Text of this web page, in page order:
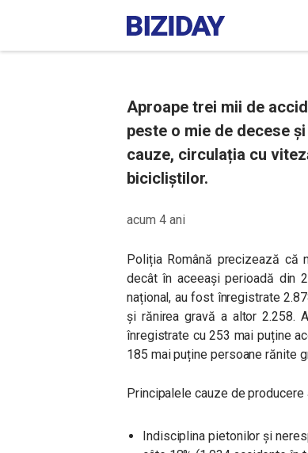
Aproape trei mii de
peste o mie de decese
cauze, circulația cu
bicicliștilor.
acum 4 ani
Poliția Română precizează că
decât în aceeași perioadă din
național, au fost înregistrate
și rănirea gravă a altor 2.258.
înregistrate cu 253 mai puține
185 mai puține persoane rănite
Principalele cauze de
Indisciplina pietonilor și